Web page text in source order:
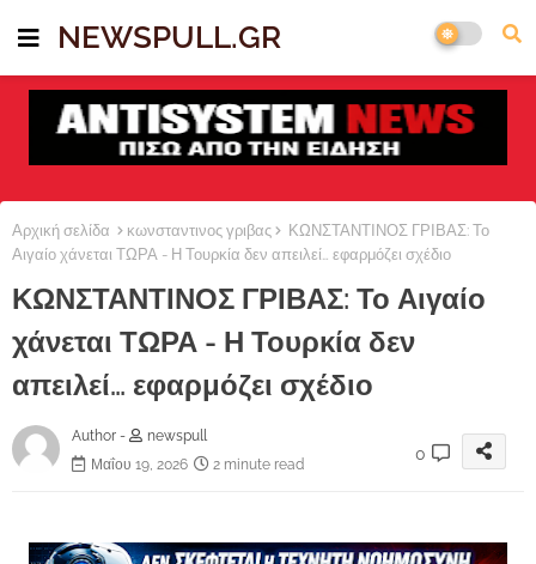
NEWSPULL.GR
Αρχική σελίδα κωνσταντινος γριβας
ΚΩΝΣΤΑΝΤΙΝΟΣ ΓΡΙΒΑΣ: Το
Αιγαίο χάνεται ΤΩΡΑ - Η Τουρκία δεν απειλεί… εφαρμόζει σχέδιο
ΚΩΝΣΤΑΝΤΙΝΟΣ ΓΡΙΒΑΣ: Το Αιγαίο
χάνεται ΤΩΡΑ - Η Τουρκία δεν
απειλεί… εφαρμόζει σχέδιο
Author -
newspull
Μαΐου 19, 2026
2 minute read
0